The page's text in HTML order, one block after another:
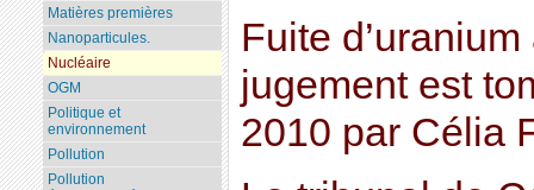
Fuite
jugement est
2010 par Célia
Matières premières
Nanoparticules.
Nucléaire
OGM
Politique et
environnement
Pollution
Pollution